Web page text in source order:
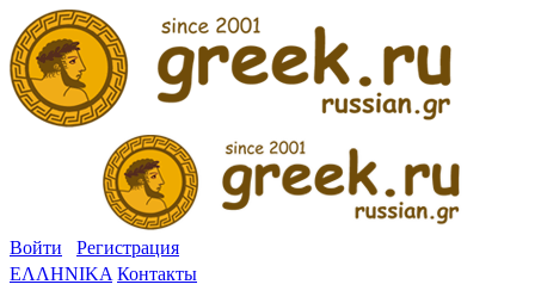
Войти
Регистрация
ΕΛΛΗΝΙΚΑ Контакты